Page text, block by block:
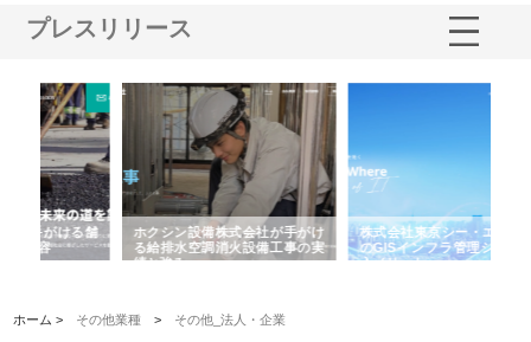
プレスリリース
ホクシン設備株式会社が手がけ
る給排水空調消火設備工事の実
績と強み
株式会社東京シー・エム・シー
のGISインフラ管理システム導
入メリット
ホーム > その他業種 > その他_法人・企業